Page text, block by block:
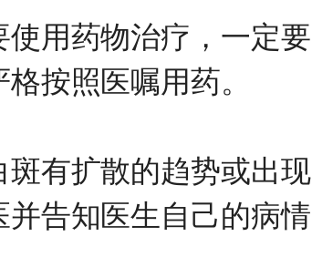
用药物治疗，一定要
按照医嘱用药。
有扩散的趋势或出现
告知医生自己的病情